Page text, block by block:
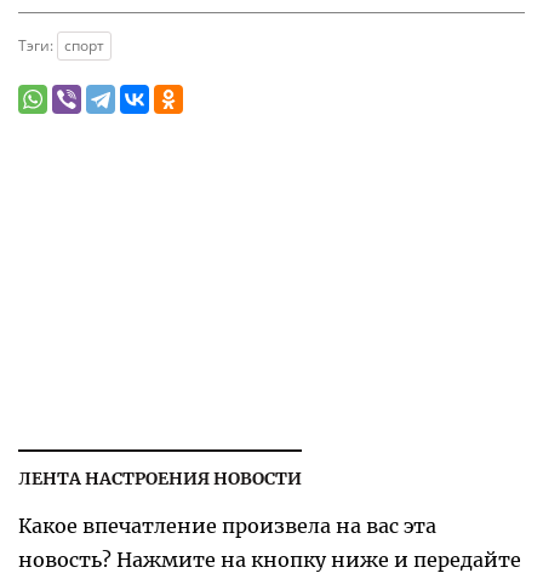
Тэги: спорт
ЛЕНТА НАСТРОЕНИЯ НОВОСТИ
Какое впечатление произвела на вас эта
новость? Нажмите на кнопку ниже и передайте